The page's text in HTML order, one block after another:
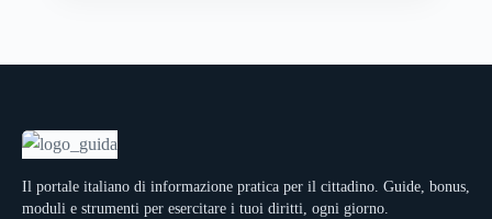
Il portale italiano di informazione pratica per il cittadino. Guide, bonus,
moduli e strumenti per esercitare i tuoi diritti, ogni giorno.